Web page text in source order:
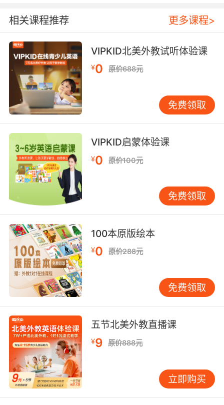
结，可以先跳过，完成其他相对简单的题目后，
再回过头来仔细思考。这样既能保证答题的效
率，又能避免因一道难题而浪费过多时间，影响
整个考试的节奏。
二、优化翻译流程
翻译过程并非简单地逐字翻译，而是需要遵循一
定的流程和方法，以提高翻译的准确性和速度。
第一步，通读全文，把握整体意思。在进行翻译
之前，我们要先认真阅读原文，理解其主旨大意
和语境。这就好比建造房屋，先要有整体的规
划，才能确保后续的工作顺利进行。例如，在翻
译一篇关于环境保护的文章时，我们要明确文章
是强调环境问题的严重性，还是介绍环保措施，
或者是呼吁人们采取行动等。只有掌握了文章的
整体意思，我们才能在翻译过程中选择合适的词
汇和句式，使译文更加准确、通顺。
第二步，分析句子结构，确定翻译策略。在理解
了原文的基础上，我们要对句子进行细致的分
析，找出句子的主干和修饰成分，判断句子的类
型（如简单句、复合句、并列句等），并根据句
子的特点选择合适的翻译方法。对于简单句，我
们可以按照正常的语序进行翻译；对于复合句，
则需要注意从句的连接词和语序，必要时需要进
行句子结构的调整。例如，“Although he is
young, he knows a lot.” 这个句子可以直译为“虽
然他年轻，但他懂很多。” 但对于一些含有特殊结
构或习惯用法的句子，我们需要采用意译的方
相关课程推荐 更多课程>
VIPKID北美外教试听体验课
¥0 原价688元
免费领取
VIPKID启蒙体验课
¥0 原价100元
免费领取
100本原版绘本
¥0 原价288元
免费领取
五节北美外教直播课
¥9 原价888元
立即购买